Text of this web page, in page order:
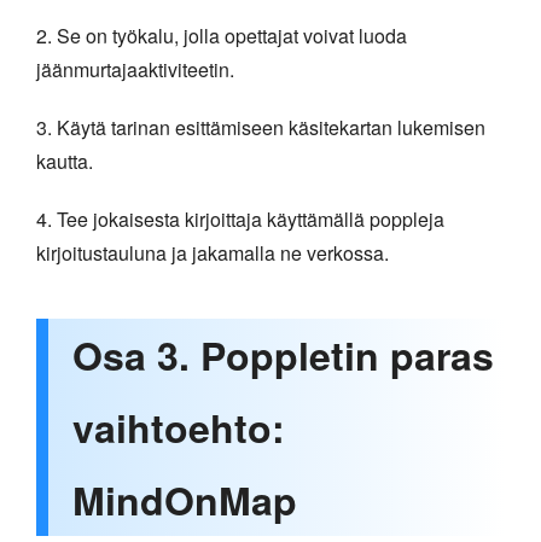
2. Se on työkalu, jolla opettajat voivat luoda
jäänmurtajaaktiviteetin.
3. Käytä tarinan esittämiseen käsitekartan lukemisen
kautta.
4. Tee jokaisesta kirjoittaja käyttämällä poppleja
kirjoitustauluna ja jakamalla ne verkossa.
Osa 3. Poppletin paras
vaihtoehto:
MindOnMap